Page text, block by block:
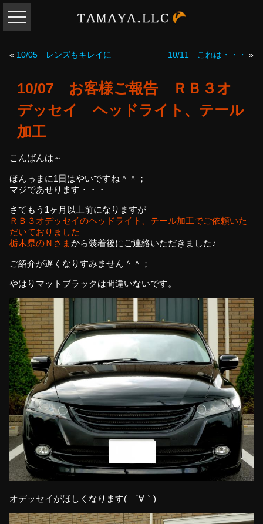
« 10/05 レンズもキレイに 10/11 これは・・・ »
10/07 お客様ご報告 ＲＢ３オ
デッセイ ヘッドライト、テール
加工
こんばんは～
ほんっまに1日はやいですね＾＾；
マジであせります・・・
さてもう1ヶ月以上前になりますが
ＲＢ３オデッセイのヘッドライト、テール加工でご依頼いた
だいておりました
栃木県のＮさまから装着後にご連絡いただきました♪
ご紹介が遅くなりすみません＾＾；
やはりマットブラックは間違いないです。
オデッセイがほしくなります( ´∀｀)